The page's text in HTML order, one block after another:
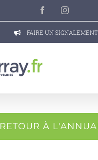
FacebookInstagram
FAIRE UN SIGNALEMENT
RETOUR À